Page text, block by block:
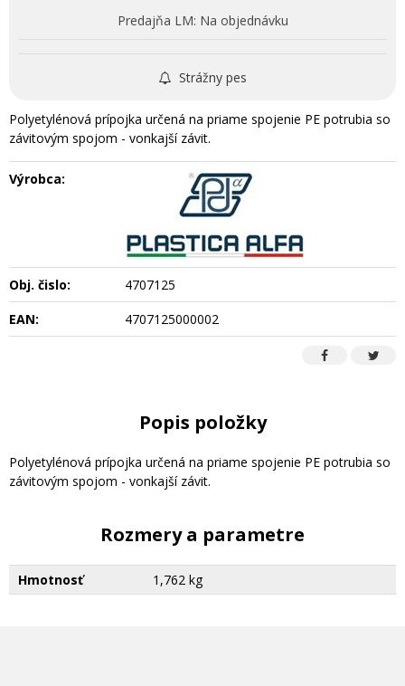
Predajňa LM: Na objednávku
Strážny pes
Polyetylénová prípojka určená na priame spojenie PE potrubia so
závitovým spojom - vonkajší závit.
Výrobca:
Obj. čislo:
4707125
EAN:
4707125000002
Popis položky
Polyetylénová prípojka určená na priame spojenie PE potrubia so
závitovým spojom - vonkajší závit.
Rozmery a parametre
Hmotnosť 1,762 kg